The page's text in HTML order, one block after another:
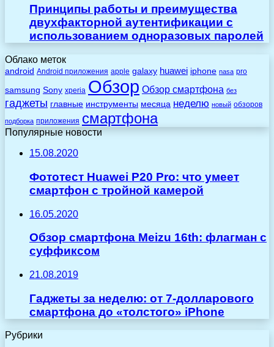
Принципы работы и преимущества
двухфакторной аутентификации с
использованием одноразовых паролей
Облако меток
android Android приложения apple galaxy huawei iphone nasa pro
samsung Sony xperia Обзор Обзор смартфона без
гаджеты главные инструменты месяца неделю новый обзоров
подборка приложения смартфона
Популярные новости
15.08.2020
Фототест Huawei P20 Pro: что умеет
смартфон с тройной камерой
16.05.2020
Обзор смартфона Meizu 16th: флагман с
суффиксом
21.08.2019
Гаджеты за неделю: от 7-долларового
смартфона до «толстого» iPhone
Рубрики